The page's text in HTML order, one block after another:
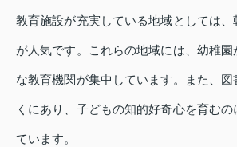
教育施設が充実している地域としては
が人気です。これらの地域には、幼稚園
な教育機関が集中しています。また、
くにあり、子どもの知的好奇心を育む
ています。